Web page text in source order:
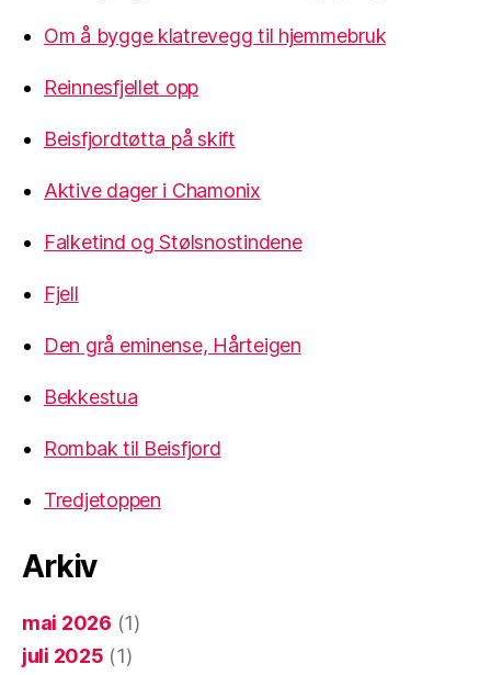
Om å bygge klatrevegg til hjemmebruk
Reinnesfjellet opp
Beisfjordtøtta på skift
Aktive dager i Chamonix
Falketind og Stølsnostindene
Fjell
Den grå eminense, Hårteigen
Bekkestua
Rombak til Beisfjord
Tredjetoppen
Arkiv
mai 2026 (1)
juli 2025 (1)